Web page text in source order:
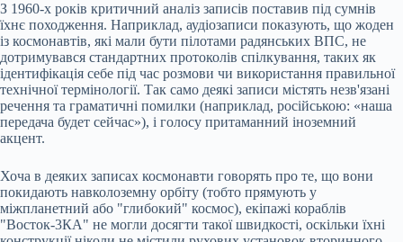
З 1960-х років критичний аналіз записів поставив під сумнів
їхнє походження. Наприклад, аудіозаписи показують, що жоден
із космонавтів, які мали бути пілотами радянських ВПС, не
дотримувався стандартних протоколів спілкування, таких як
ідентифікація себе під час розмови чи використання правильної
технічної термінології. Так само деякі записи містять незв'язані
речення та граматичні помилки (наприклад, російською: «наша
передача будет сейчас»), і голосу притаманний іноземний
акцент.
Хоча в деяких записах космонавти говорять про те, що вони
покидають навколоземну орбіту (тобто прямують у
міжпланетний або "глибокий" космос), екіпажі кораблів
"Восток-3КА" не могли досягти такої швидкості, оскільки їхні